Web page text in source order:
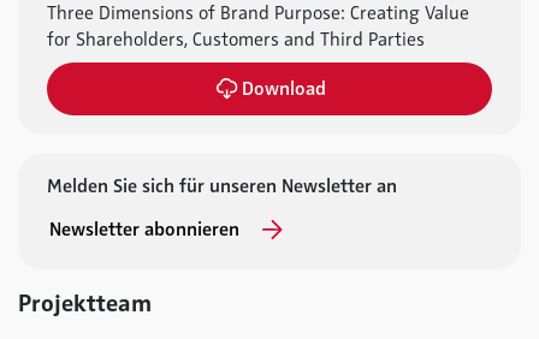
Three Dimensions of Brand Purpose: Creating Value
for Shareholders, Customers and Third Parties
Download
Melden Sie sich für unseren Newsletter an
Newsletter abonnieren
Projektteam